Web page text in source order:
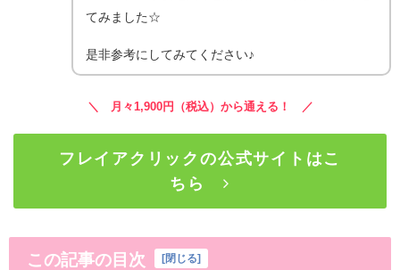
てみました☆
是非参考にしてみてください♪
＼ 月々1,900円（税込）から通える！ ／
フレイアクリックの公式サイトはこ
ちら
この記事の目次 [閉じる]